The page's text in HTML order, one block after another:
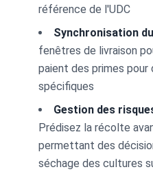
référence de l'UDC
Synchronisation
fenêtres de livraison
paient des primes
spécifiques
Gestion des
Prédisez la récolte
permettant des
séchage des cultures